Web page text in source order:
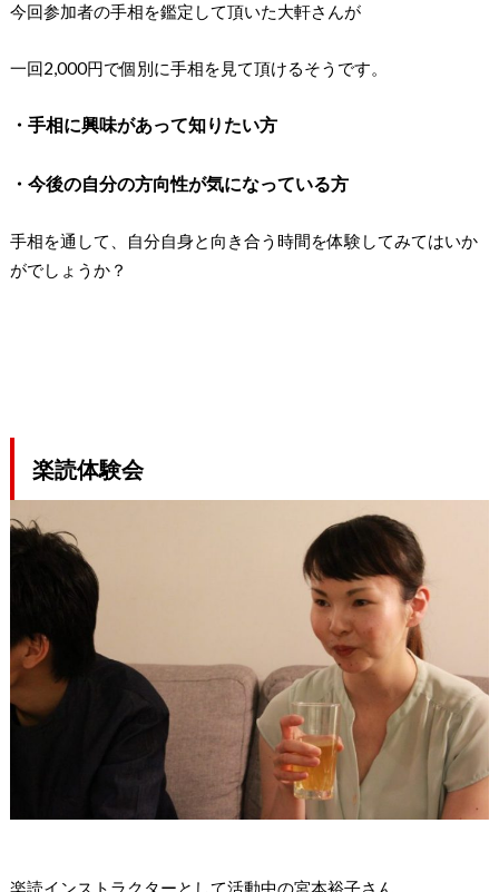
今回参加者の手相を鑑定して頂いた大軒さんが
一回2,000円で個別に手相を見て頂けるそうです。
・手相に興味があって知りたい方
・今後の自分の方向性が気になっている方
手相を通して、自分自身と向き合う時間を体験してみてはいか
がでしょうか？
楽読体験会
楽読インストラクターとして活動中の宮本裕子さん